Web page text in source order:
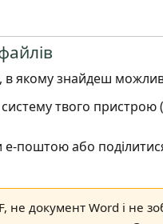
в якому знайдеш
твого пристрою
поштою або
не документ Word і не